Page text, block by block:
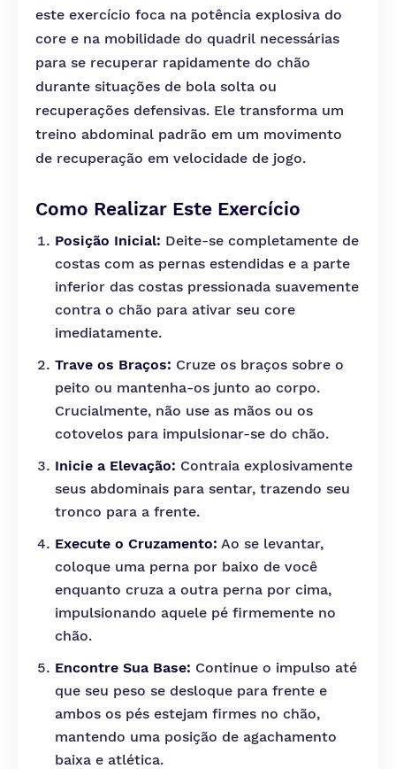
este exercício foca na potência explosiva do
core e na mobilidade do quadril necessárias
para se recuperar rapidamente do chão
durante situações de bola solta ou
recuperações defensivas. Ele transforma um
treino abdominal padrão em um movimento
de recuperação em velocidade de jogo.
Como Realizar Este Exercício
Posição Inicial: Deite-se completamente de
costas com as pernas estendidas e a parte
inferior das costas pressionada suavemente
contra o chão para ativar seu core
imediatamente.
Trave os Braços: Cruze os braços sobre o
peito ou mantenha-os junto ao corpo.
Crucialmente, não use as mãos ou os
cotovelos para impulsionar-se do chão.
Inicie a Elevação: Contraia explosivamente
seus abdominais para sentar, trazendo seu
tronco para a frente.
Execute o Cruzamento: Ao se levantar,
coloque uma perna por baixo de você
enquanto cruza a outra perna por cima,
impulsionando aquele pé firmemente no
chão.
Encontre Sua Base: Continue o impulso até
que seu peso se desloque para frente e
ambos os pés estejam firmes no chão,
mantendo uma posição de agachamento
baixa e atlética.